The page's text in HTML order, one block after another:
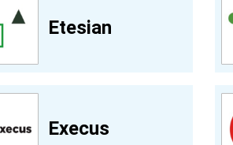
Etesian
Execus